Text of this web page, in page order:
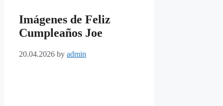
Imágenes de Feliz
Cumpleaños Joe
20.04.2026 by admin